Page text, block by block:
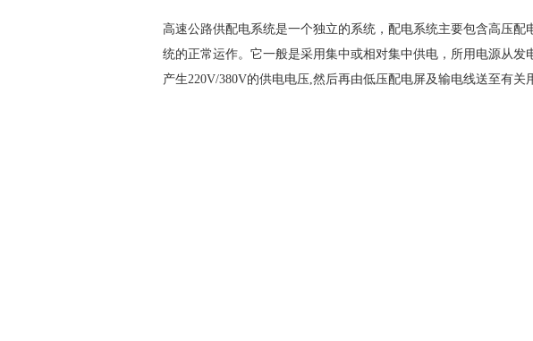
高速公路供配电系统是一个独立的系统，配电系统主要包含高压
统的正常运作。它一般是采用集中或相对集中供电，所用电源从
产生220V/380V的供电电压,然后再由低压配电屏及输电线送至有关